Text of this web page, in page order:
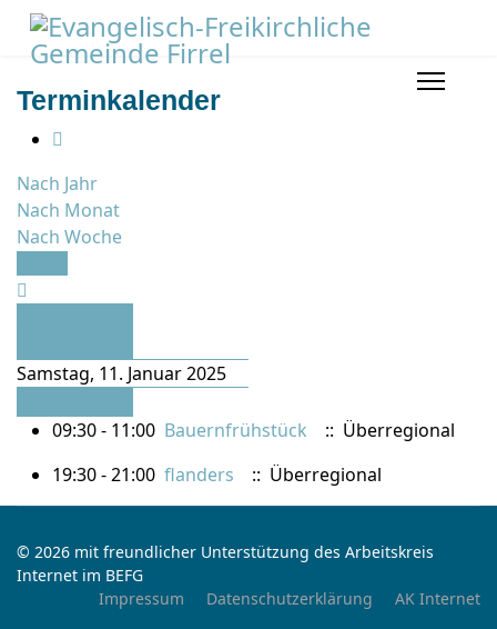
Terminkalender
Nach Jahr
Nach Monat
Nach Woche
Samstag, 11. Januar 2025
09:30 - 11:00 Bauernfrühstück
:: Überregional
19:30 - 21:00 flanders :: Überregional
© 2026 mit freundlicher Unterstützung des Arbeitskreis
Internet im BEFG
Impressum
Datenschutzerklärung AK Internet